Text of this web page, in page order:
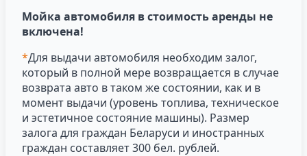
Мойка автомобиля в стоимость аренды не
включена!
*Для выдачи автомобиля необходим залог,
который в полной мере возвращается в случае
возврата авто в таком же состоянии, как и в
момент выдачи (уровень топлива, техническое
и эстетичное состояние машины). Размер
залога для граждан Беларуси и иностранных
граждан составляет 300 бел. рублей.